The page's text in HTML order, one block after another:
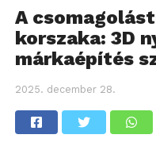
A
korszaka: 3D
márkaépítés
2025. december 28.